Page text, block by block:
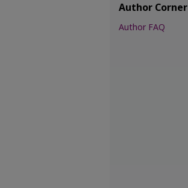
Author Corner
Author FAQ